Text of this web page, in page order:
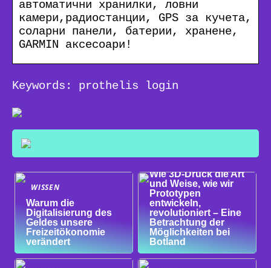
автоматични хранилки, ловни
камери,радиостанции, GPS за кучета,
соларни панели, батерии, хранене,
GARMIN аксесоари!
Keywords: prothelis login
WISSEN
Warum die
Digitalisierung des
Geldes unsere
Freizeitökonomie
verändert
WISSEN
Wie 3D-Druck die Art
und Weise, wie wir
Prototypen
entwickeln,
revolutioniert – Eine
Betrachtung der
Möglichkeiten bei
Botland